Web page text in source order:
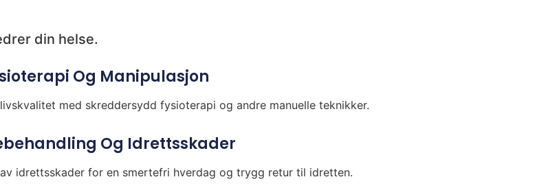
din helse.
Og Manipulasjon
med skreddersydd fysioterapi og andre manuelle teknikker.
Og Idrettsskader
idrettsskader for en smertefri hverdag og trygg retur til idretten.